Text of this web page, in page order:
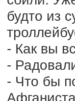
будто из
- Как вы
-
- Что бы